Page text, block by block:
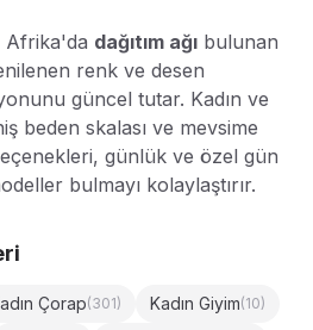
Afrika'da dağıtım ağı bulunan
renk ve desen
güncel tutar. Kadın ve
beden skalası ve mevsime
günlük ve özel gün
bulmayı kolaylaştırır.
Çorap(301) Kadın Giyim(10)